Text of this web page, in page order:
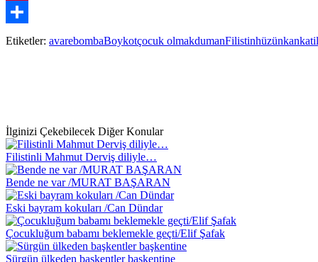
Pinterest
Paylaş
Etiketler: avarebombaBoykotçocuk olmakdumanFilistinhüzünkankatil
İlginizi Çekebilecek Diğer Konular
Filistinli Mahmut Derviş diliyle…
Bende ne var /MURAT BAŞARAN
Eski bayram kokuları /Can Dündar
Çocukluğum babamı beklemekle geçti/Elif Şafak
Sürgün ülkeden başkentler başkentine